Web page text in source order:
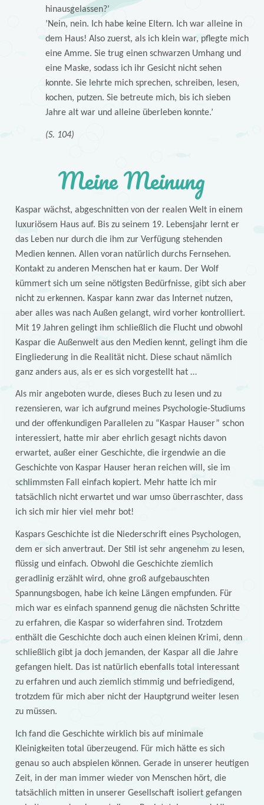
hinausgelassen?’
’Nein, nein. Ich habe keine Eltern. Ich war alleine in
dem Haus! Also zuerst, als ich klein war, pflegte mich
eine Amme. Sie trug einen schwarzen Umhang und
eine Maske, sodass ich ihr Gesicht nicht sehen
konnte. Sie lehrte mich sprechen, schreiben, lesen,
kochen, putzen. Sie betreute mich, bis ich sieben
Jahre alt war und alleine überleben konnte.’
(S. 104)
Meine Meinung
Kaspar wächst, abgeschnitten von der realen Welt in einem
luxuriösem Haus auf. Bis zu seinem 19. Lebensjahr lernt er
das Leben nur durch die ihm zur Verfügung stehenden
Medien kennen. Allen voran natürlich durchs Fernsehen.
Kontakt zu anderen Menschen hat er kaum. Der Wolf
kümmert sich um seine nötigsten Bedürfnisse, gibt sich aber
nicht zu erkennen. Kaspar kann zwar das Internet nutzen,
aber alles was nach Außen gelangt, wird vorher kontrolliert.
Mit 19 Jahren gelingt ihm schließlich die Flucht und obwohl
Kaspar die Außenwelt aus den Medien kennt, gelingt ihm die
Eingliederung in die Realität nicht. Diese schaut nämlich
ganz anders aus, als er es sich vorgestellt hat …
Als mir angeboten wurde, dieses Buch zu lesen und zu
rezensieren, war ich aufgrund meines Psychologie-Studiums
und der offenkundigen Parallelen zu “Kaspar Hauser” schon
interessiert, hatte mir aber ehrlich gesagt nichts davon
erwartet, außer einer Geschichte, die irgendwie an die
Geschichte von Kaspar Hauser heran reichen will, sie im
schlimmsten Fall einfach kopiert. Mehr hatte ich mir
tatsächlich nicht erwartet und war umso überraschter, dass
ich sich mir hier viel mehr bot!
Kaspars Geschichte ist die Niederschrift eines Psychologen,
dem er sich anvertraut. Der Stil ist sehr angenehm zu lesen,
flüssig und einfach. Obwohl die Geschichte ziemlich
geradlinig erzählt wird, ohne groß aufgebauschten
Spannungsbogen, habe ich keine Längen empfunden. Für
mich war es einfach spannend genug die nächsten Schritte
zu erfahren, die Kaspar so widerfahren sind. Trotzdem
enthält die Geschichte doch auch einen kleinen Krimi, denn
schließlich gibt ja doch jemanden, der Kaspar all die Jahre
gefangen hielt. Das ist natürlich ebenfalls total interessant
zu erfahren und auch ziemlich stimmig und befriedigend,
trotzdem für mich aber nicht der Hauptgrund weiter lesen
zu müssen.
Ich fand die Geschichte wirklich bis auf minimale
Kleinigkeiten total überzeugend. Für mich hätte es sich
genau so auch abspielen können. Gerade in unserer heutigen
Zeit, in der man immer wieder von Menschen hört, die
tatsächlich mitten in unserer Gesellschaft isoliert gefangen